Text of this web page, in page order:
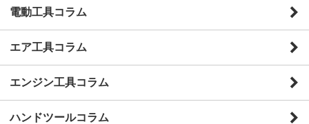
電動工具コラム
エア工具コラム
エンジン工具コラム
ハンドツールコラム